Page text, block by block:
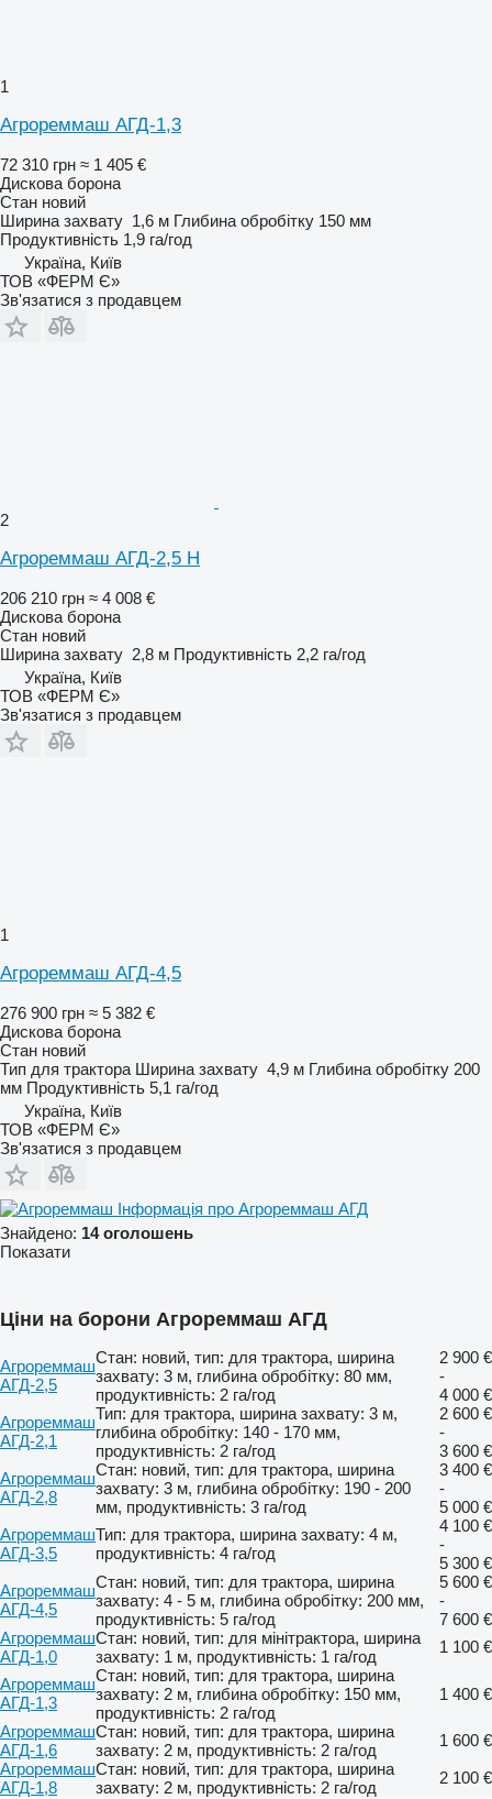
1
Агрореммаш АГД-1,3
72 310 грн ≈ 1 405 €
Дискова борона
Стан новий
Ширина захвату 1,6 м Глибина обробітку 150 мм
Продуктивність 1,9 га/год
Україна, Київ
ТОВ «ФЕРМ Є»
Зв'язатися з продавцем
2
Агрореммаш АГД-2,5 Н
206 210 грн ≈ 4 008 €
Дискова борона
Стан новий
Ширина захвату 2,8 м Продуктивність 2,2 га/год
Україна, Київ
ТОВ «ФЕРМ Є»
Зв'язатися з продавцем
1
Агрореммаш АГД-4,5
276 900 грн ≈ 5 382 €
Дискова борона
Стан новий
Тип для трактора Ширина захвату 4,9 м Глибина обробітку 200
мм Продуктивність 5,1 га/год
Україна, Київ
ТОВ «ФЕРМ Є»
Зв'язатися з продавцем
Інформація про Агрореммаш АГД
Знайдено: 14 оголошень
Показати
Ціни на борони Агрореммаш АГД
Агрореммаш
АГД-2,5
Стан: новий, тип: для трактора, ширина
захвату: 3 м, глибина обробітку: 80 мм,
продуктивність: 2 га/год
2 900 €
-
4 000 €
Агрореммаш
АГД-2,1
Тип: для трактора, ширина захвату: 3 м,
глибина обробітку: 140 - 170 мм,
продуктивність: 2 га/год
2 600 €
-
3 600 €
Агрореммаш
АГД-2,8
Стан: новий, тип: для трактора, ширина
захвату: 3 м, глибина обробітку: 190 - 200
мм, продуктивність: 3 га/год
3 400 €
-
5 000 €
Агрореммаш
АГД-3,5
Тип: для трактора, ширина захвату: 4 м,
продуктивність: 4 га/год
4 100 €
-
5 300 €
Агрореммаш
АГД-4,5
Стан: новий, тип: для трактора, ширина
захвату: 4 - 5 м, глибина обробітку: 200 мм,
продуктивність: 5 га/год
5 600 €
-
7 600 €
Агрореммаш
АГД-1,0
Стан: новий, тип: для мінітрактора, ширина
захвату: 1 м, продуктивність: 1 га/год
1 100 €
Агрореммаш
АГД-1,3
Стан: новий, тип: для трактора, ширина
захвату: 2 м, глибина обробітку: 150 мм,
продуктивність: 2 га/год
1 400 €
Агрореммаш
АГД-1,6
Стан: новий, тип: для трактора, ширина
захвату: 2 м, продуктивність: 2 га/год
1 600 €
Агрореммаш
АГД-1,8
Стан: новий, тип: для трактора, ширина
захвату: 2 м, продуктивність: 2 га/год
2 100 €